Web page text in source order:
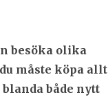
besöka olika
måste köpa allt
både nytt